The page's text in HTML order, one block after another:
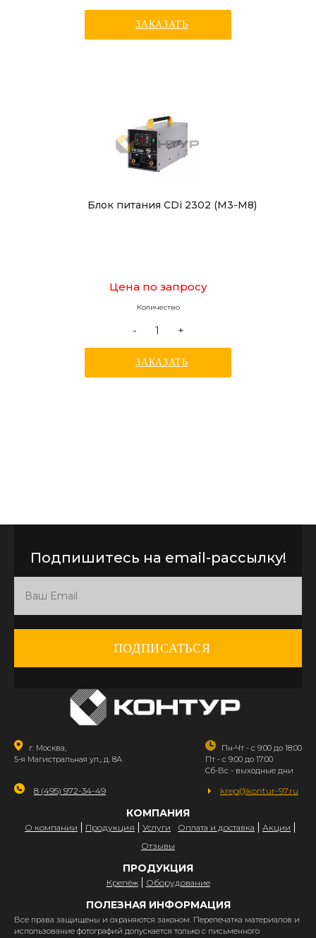
ЗАКАЗАТЬ
Блок питания CDi 2302 (М3-М8)
Цена по запросу
Количество
- +
ЗАКАЗАТЬ
Подпишитесь на email-рассылку!
ПОДПИСАТЬСЯ
г. Москва,
5-я Магистральная ул., д. 8А
Пн-Чт - с 9:00 до 18:00
Пт - с 9:00 до 17:00
Сб-Вс - выходные дни
8 (495) 972-34-49 krep@kontur-97.ru
КОМПАНИЯ
О компании Продукция Услуги Оплата и доставка
Акции
Отзывы
ПРОДУКЦИЯ
Крепёж Оборудование
ПОЛЕЗНАЯ ИНФОРМАЦИЯ
Все права защищены и охраняются законом. Перепечатка материалов и
использование фотографий допускается только с письменного